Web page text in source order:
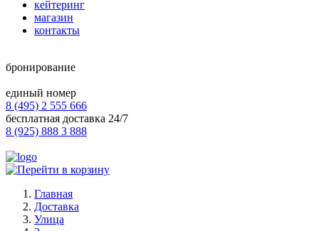
кейтеринг
магазин
контакты
бронирование
единый номер
8 (495) 2 555 666
бесплатная доставка 24/7
8 (925) 888 3 888
Главная
Доставка
Улица